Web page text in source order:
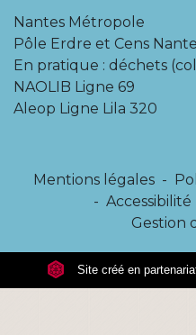
Nantes Métropole
Pôle Erdre et Cens
En pratique : déchets
NAOLIB Ligne 69
Aleop Ligne Lila 320
Mentions légales -
- Accessibilité
Gestion
Site créé en